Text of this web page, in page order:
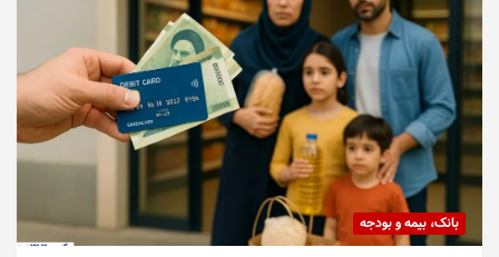
بانک، بیمه و بودجه